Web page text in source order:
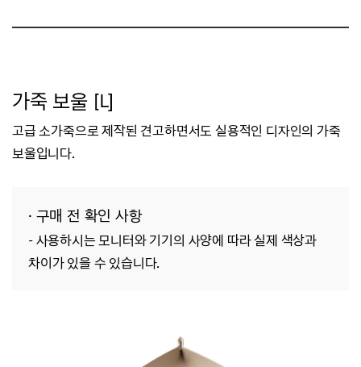
가죽 보울 [L]
고급 소가죽으로 제작된 견고하면서도 실용적인 디자인의 가죽
보울입니다.
· 구매 전 확인 사항
- 사용하시는 모니터와 기기의 사양에 따라 실제 색상과
차이가 있을 수 있습니다.